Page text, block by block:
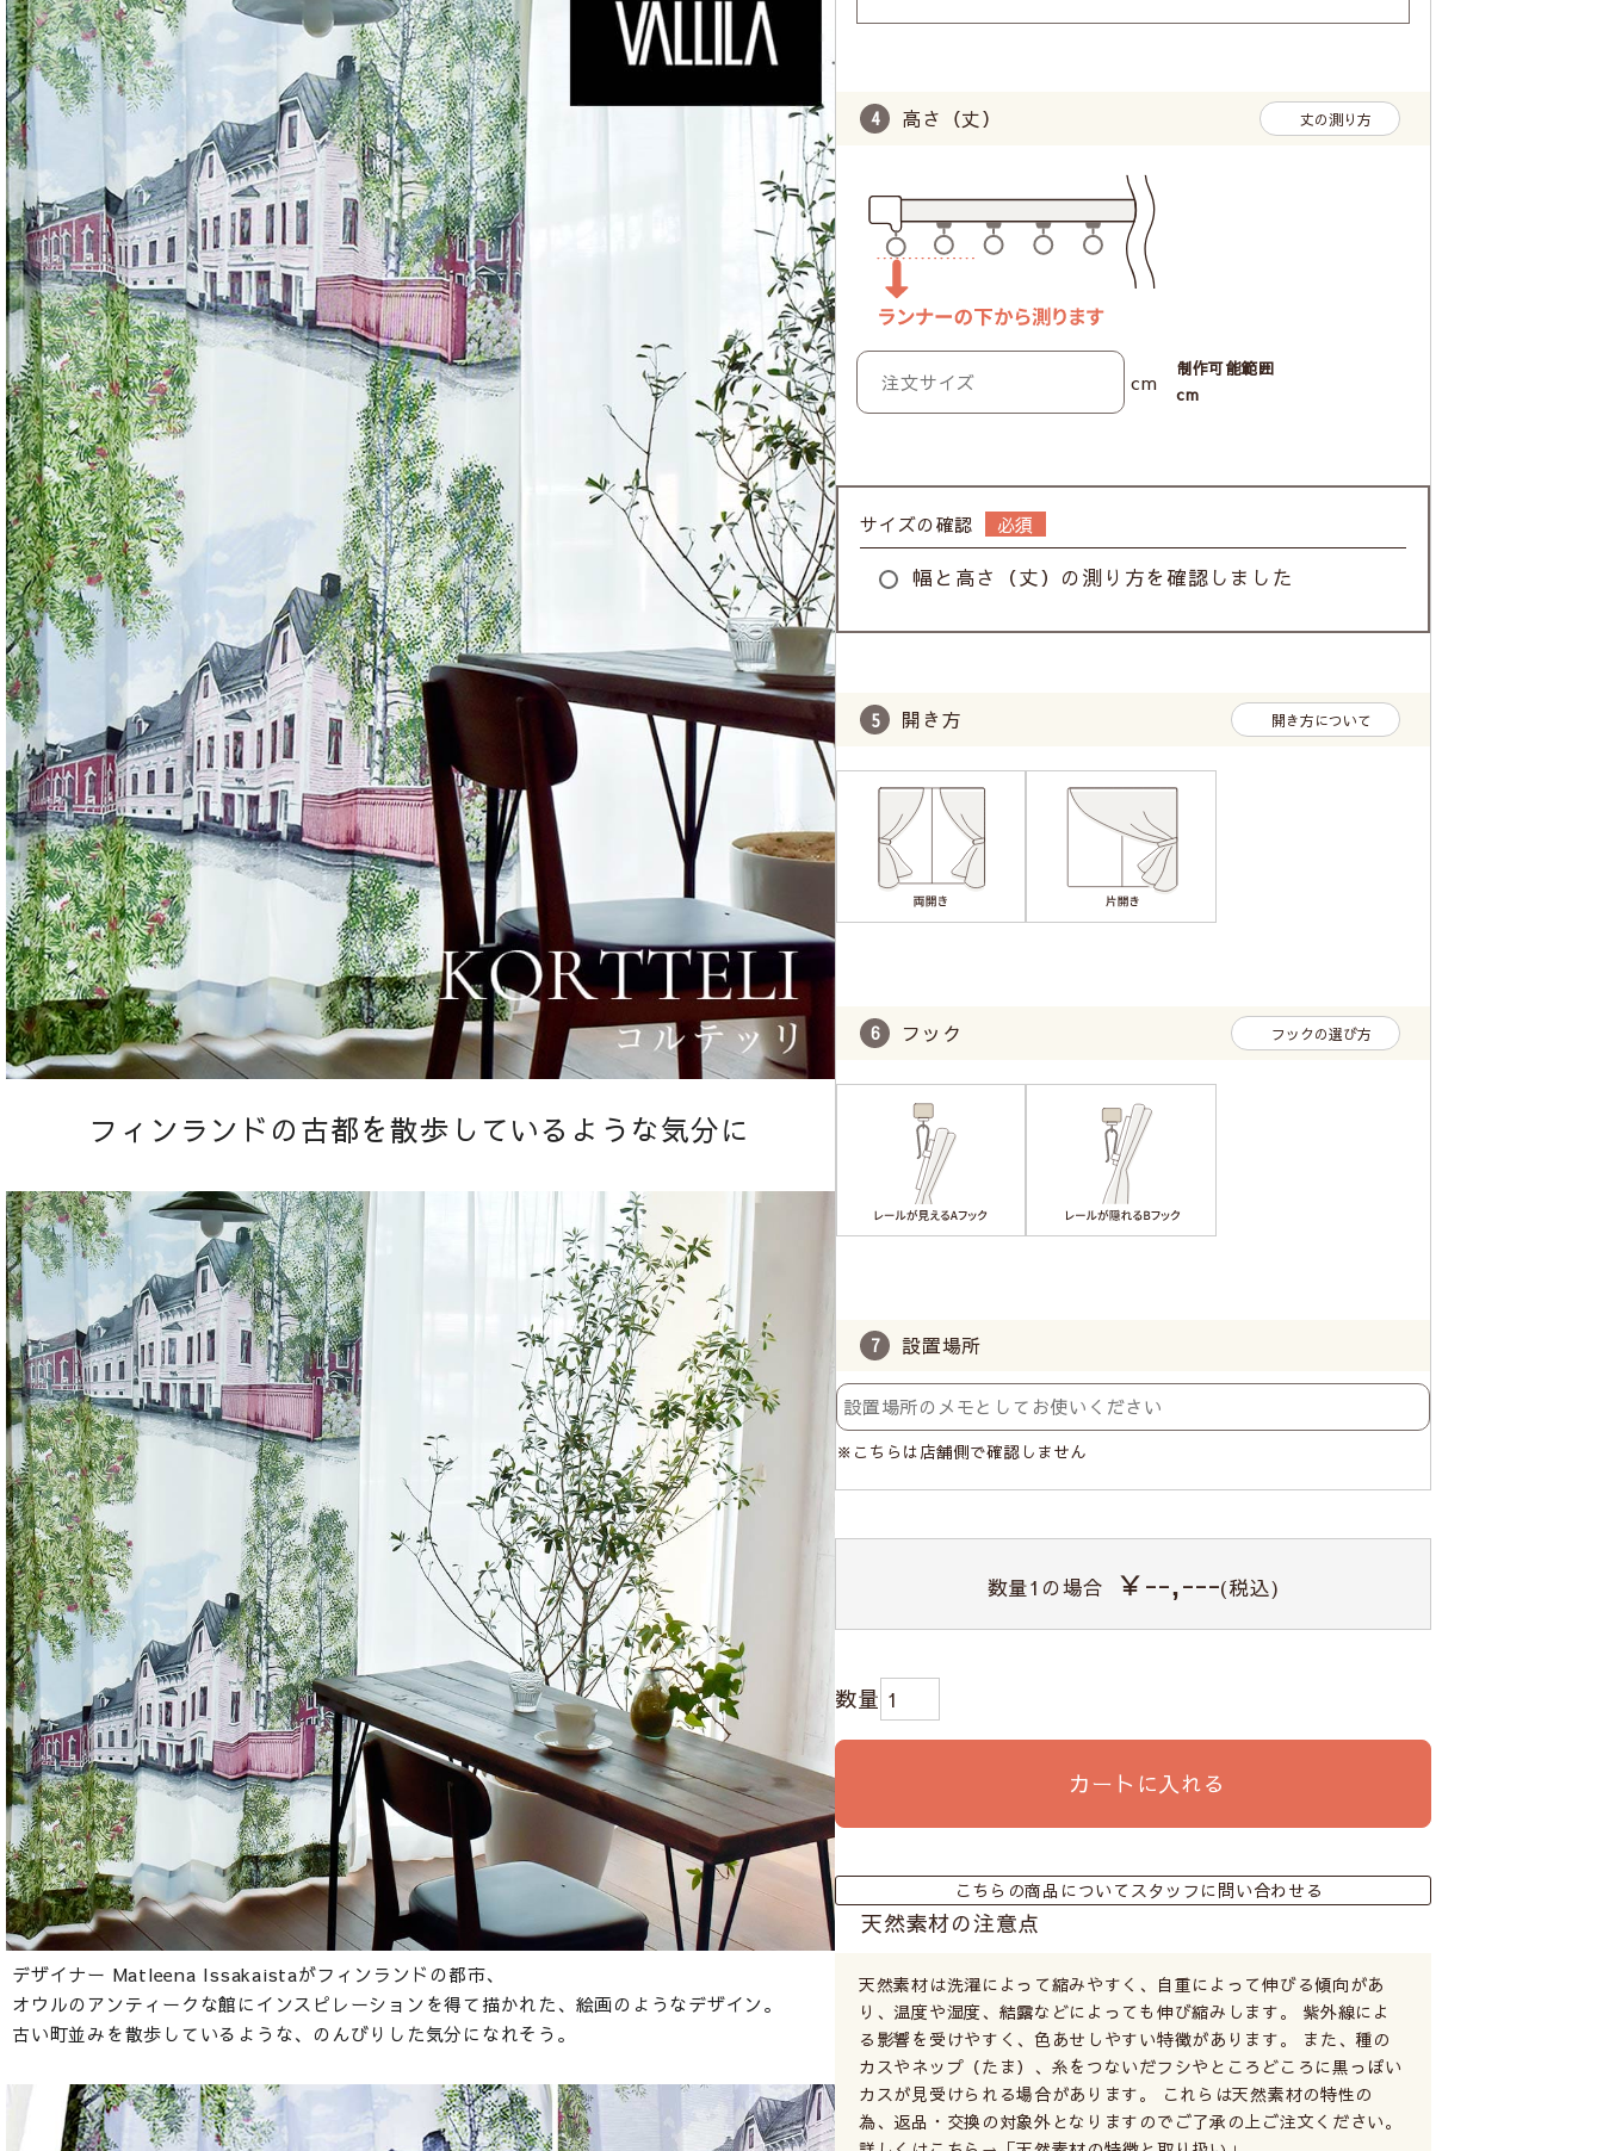
フィンランドの古都を散歩しているような気分に
デザイナー Matleena Issakaistaがフィンランドの都市、
オウルのアンティークな館にインスピレーションを得て描かれた、絵画のようなデザイン。
古い町並みを散歩しているような、のんびりした気分になれそう。
高さ（丈） 丈の測り方
cm
制作可能範囲
cm
サイズの確認
幅と高さ（丈）の測り方を確認しました
開き方 開き方について
フック フックの選び方
設置場所
※こちらは店舗側で確認しません
数量1 の場合 ￥--,---(税込)
カートに入れる
こちらの商品についてスタッフに問い合わせる
天然素材の注意点
天然素材は洗濯によって縮みやすく、自重によって伸びる傾向があ
り、温度や湿度、結露などによっても伸び縮みします。 紫外線によ
る影響を受けやすく、色あせしやすい特徴があります。 また、種の
カスやネップ（たま）、糸をつないだフシやところどころに黒っぽい
カスが見受けられる場合があります。 これらは天然素材の特性の
為、返品・交換の対象外となりますのでご了承の上ご注文ください。